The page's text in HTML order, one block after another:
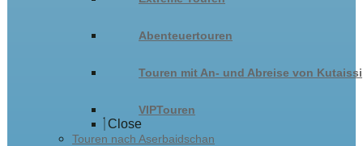
Abenteuertouren
Touren mit An- und Abreise von Kutaissi
VIPTouren
Close
Touren nach Aserbaidschan